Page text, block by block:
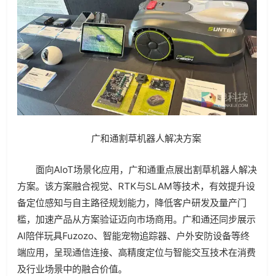
广和通割草机器人解决方案
面向AIoT场景化应用，广和通重点展出割草机器人解决
方案。该方案融合视觉、RTK与SLAM等技术，有效提升设
备定位感知与自主路径规划能力，降低客户研发及量产门
槛，加速产品从方案验证迈向市场商用。广和通还同步展示
AI陪伴玩具Fuzozo、智能宠物追踪器、户外安防设备等终
端应用，呈现通信连接、高精度定位与智能交互技术在消费
及行业场景中的融合价值。